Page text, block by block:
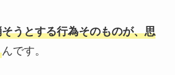
うとする行為そのものが、思
んです。